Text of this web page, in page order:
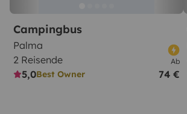
Campingbus
Palma
2 Reisende
5,0Best Owner
Ab
74 €